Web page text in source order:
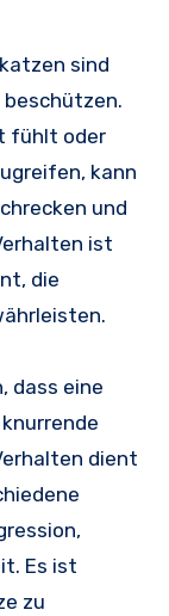
sind
fühlt oder
kann
und
ist
die
dass eine
dient
Es ist
zu